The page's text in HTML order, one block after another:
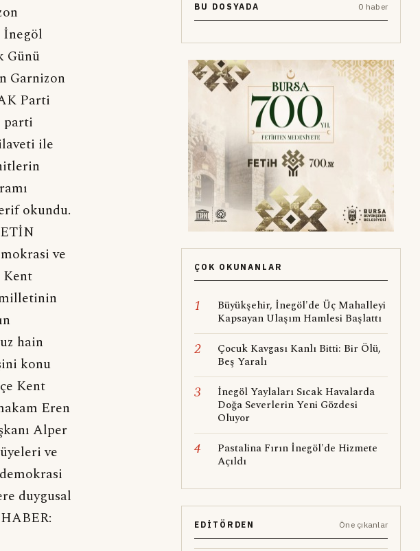
İnegöl
Günü
Garnizon
Parti
parti
ile
okundu.
ve
Kent
hain
konu
Kent
Eren
Alper
ve
duygusal
BU DOSYADA 0 haber
ÇOK OKUNANLAR
1
Büyükşehir, İnegöl'de Üç Mahalleyi
Kapsayan Ulaşım Hamlesi Başlattı
2
Çocuk Kavgası Kanlı Bitti: Bir Ölü,
Beş Yaralı
3
İnegöl Yaylaları Sıcak Havalarda
Doğa Severlerin Yeni Gözdesi
Oluyor
4
Pastalina Fırın İnegöl'de Hizmete
Açıldı
EDITÖRDEN Öne çıkanlar